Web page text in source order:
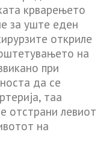
крварењето
за уште еден
откриле
на
при
да се
таа
отстрани левиот
на